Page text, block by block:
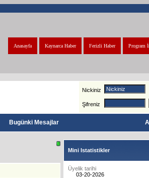
Program
Ferizli Haber
Kaynarca Haber
Anasayfa
Nickiniz
Şifreniz
Bugünki Mesajlar
Mini Istatistikler
Üyelik tarihi
03-20-2026